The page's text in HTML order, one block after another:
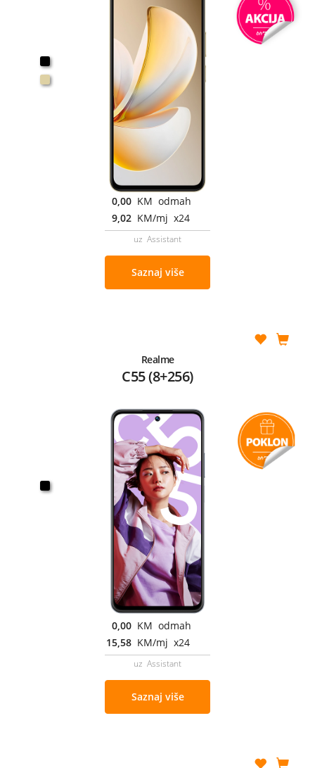
0,00 KM odmah
9,02 KM/mj x24
uz Assistant
Saznaj više
Realme
C55 (8+256)
0,00 KM odmah
15,58 KM/mj x24
uz Assistant
Saznaj više